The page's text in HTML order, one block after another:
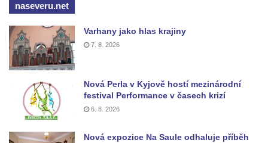
naseveru.net
Varhany jako hlas krajiny
7. 8. 2026
Nová Perla v Kyjově hostí mezinárodní
festival Performance v časech krizí
6. 8. 2026
Nová expozice Na Saule odhaluje příběh